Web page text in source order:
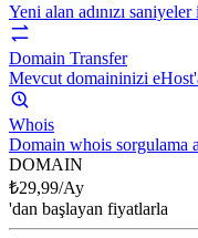
Yeni alan adınızı
Domain Transfer
Mevcut domaininizi
Whois
Domain whois sorgulama
DOMAIN
₺29,99/Ay
'dan başlayan fiyatlarla